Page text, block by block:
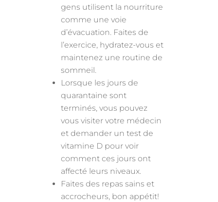
gens utilisent la nourriture
comme une voie
d’évacuation. Faites de
l’exercice, hydratez-vous et
maintenez une routine de
sommeil.
Lorsque les jours de
quarantaine sont
terminés, vous pouvez
vous visiter votre médecin
et demander un test de
vitamine D pour voir
comment ces jours ont
affecté leurs niveaux.
Faites des repas sains et
accrocheurs, bon appétit!